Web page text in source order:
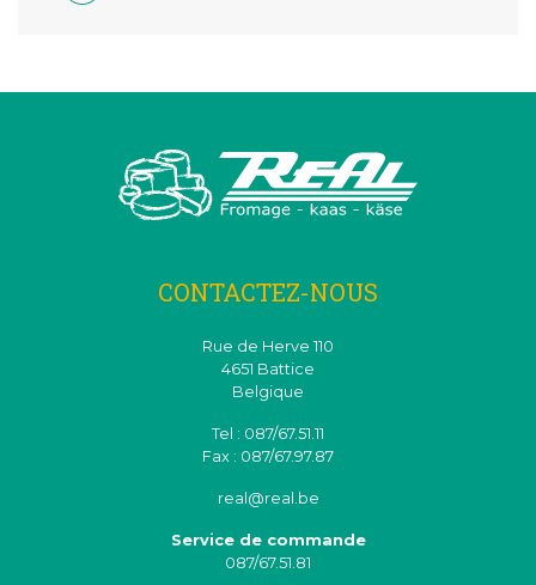
CONTACTEZ-NOUS
Rue de Herve 110
4651 Battice
Belgique
Tel : 087/67.51.11
Fax : 087/67.97.87
real@real.be
Service de commande
087/67.51.81